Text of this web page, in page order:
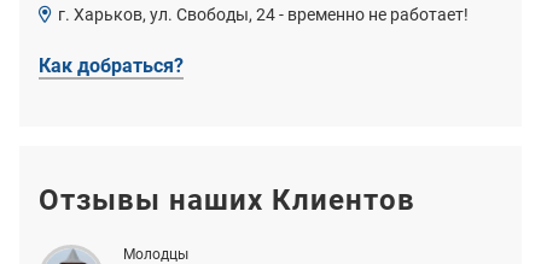
г. Харьков, ул. Свободы, 24 - временно не работает!
Как добраться?
Отзывы наших Клиентов
Молодцы